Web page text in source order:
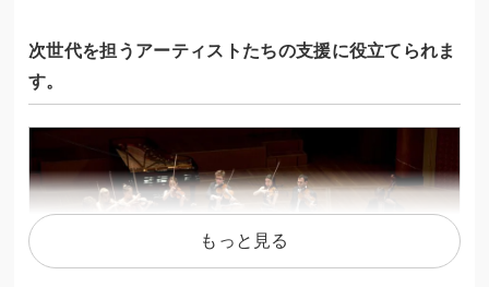
次世代を担うアーティストたちの支援に役立てられま
す。
もっと見る